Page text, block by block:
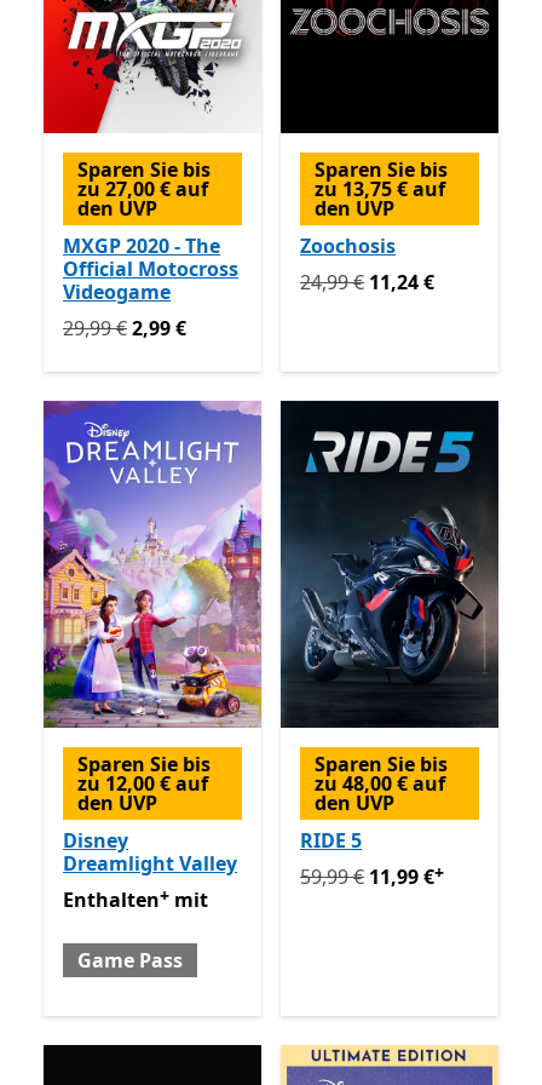
Sparen Sie bis
zu 27,00 € auf
den UVP
MXGP 2020 - The
Official Motocross
Videogame
Ursprünglich 29,99 € jetzt 2,99 €
29,99 €2,99 €
Sparen Sie bis
zu 13,75 € auf
den UVP
Zoochosis
Ursprünglich 24,99 € jetzt
24,99 € 11,24 €
Sparen Sie bis
zu 12,00 € auf
den UVP
Disney
Dreamlight Valley
Enthalten mit Game Pass
Enthalten+ mit
Game Pass
Sparen Sie bis
zu 48,00 € auf
den UVP
RIDE 5
Ursprünglich 59,99 € jetzt
59,99 € 11,99 €+